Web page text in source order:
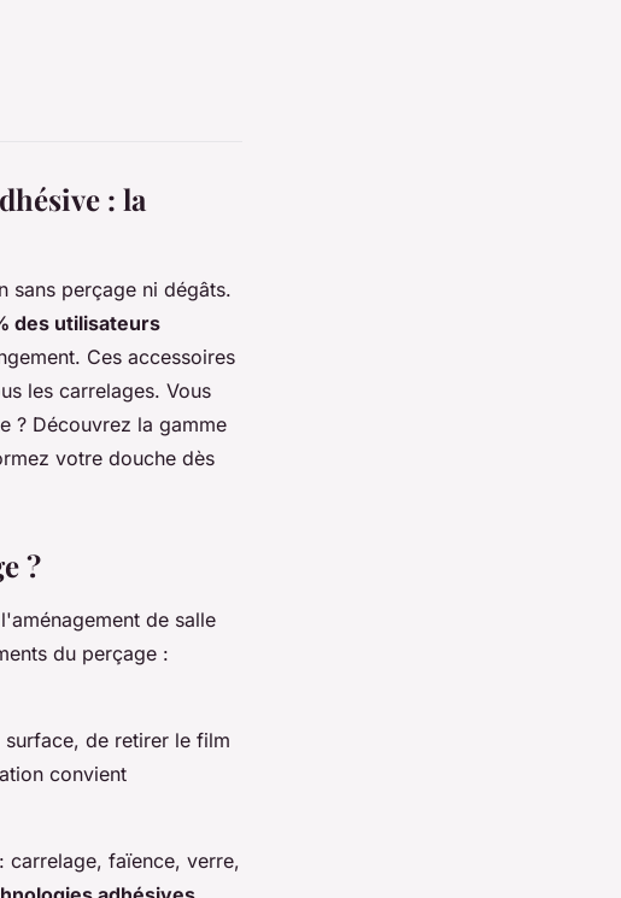
: la
sans perçage ni dégâts.
des utilisateurs
Ces accessoires
les carrelages. Vous
? Découvrez la gamme
votre douche dès
?
de salle
du perçage :
de retirer le film
convient
carrelage, faïence, verre,